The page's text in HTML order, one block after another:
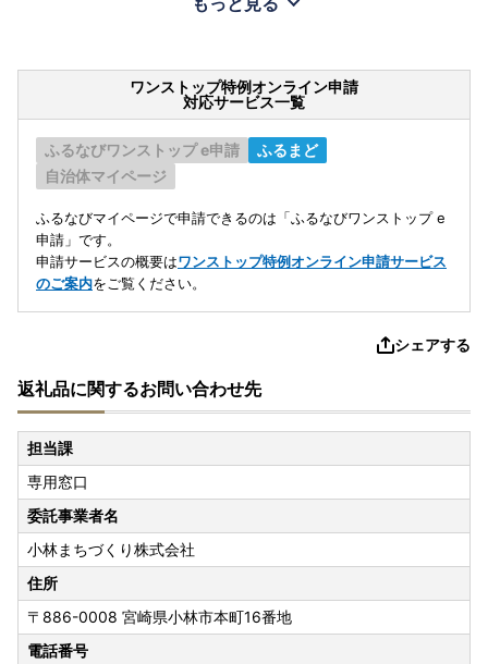
ワンストップ特例オンライン申請
対応サービス一覧
ふるなびワンストップ e申請
ふるまど
自治体マイページ
ふるなびマイページで申請できるのは「ふるなびワンストップ e
申請」です。
申請サービスの概要はワンストップ特例オンライン申請サービス
のご案内をご覧ください。
シェアする
返礼品に関するお問い合わせ先
担当課
専用窓口
委託事業者名
小林まちづくり株式会社
住所
〒886-0008 宮崎県小林市本町16番地
電話番号